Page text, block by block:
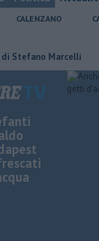
CALENZANO
Marcelli